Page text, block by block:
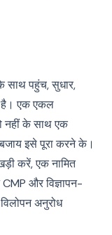
साथ पहुंच, सुधार,
है। एक एकल
नहीं के साथ एक
इसे पूरा करने के।
करें, एक नामित
और विज्ञापन-
अनुरोध